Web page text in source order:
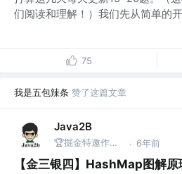
们阅读和理解！）我们先从简单的
75
我是五包辣条 赞了这篇文章
Java2B
🏆掘金特邀作者 @微信公众号：Java2b(关注送福利) · 6年前
【金三银四】HashMap图解